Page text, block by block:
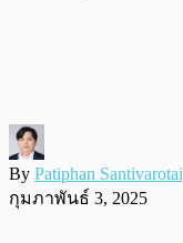
By Patiphan Santivarotai
กุมภาพันธ์ 3, 2025